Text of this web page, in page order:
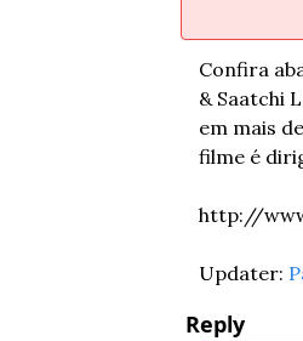
Confira
& Saatchi
em mais
filme é
http://
Updater:
Reply